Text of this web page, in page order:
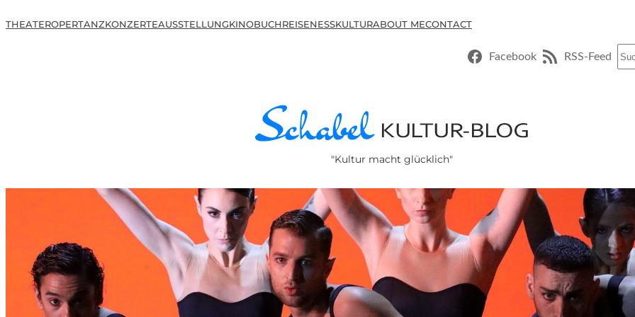
THEATEROPERTANZKONZERTEAUSSTELLUNGKINOBUCHREISENESSKULTURABOUT MECONTACT
Facebook RSS-Feed
"Kultur macht glücklich"